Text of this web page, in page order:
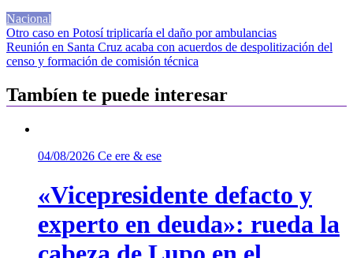
Nacional
Navegación
de
Otro caso en Potosí triplicaría el daño por ambulancias
Reunión en Santa Cruz acaba con acuerdos de despolitización del
censo y formación de comisión técnica
Tambíen te puede interesar
04/08/2026 Ce ere & ese
«Vicepresidente defacto y
experto en deuda»: rueda la